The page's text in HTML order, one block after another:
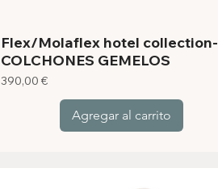
Flex/Molaflex hotel collection-
COLCHONES GEMELOS
Precio
390,00 €
Agregar al carrito